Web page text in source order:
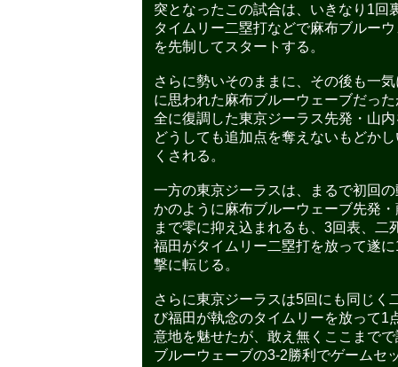
突となったこの試合は、いきなり1回
タイムリー二塁打などで麻布ブルー
を先制してスタートする。
さらに勢いそのままに、その後も一
に思われた麻布ブルーウェーブだっ
全に復調した東京ジーラス先発・山
どうしても追加点を奪えないもどか
くされる。
一方の東京ジーラスは、まるで初回
かのように麻布ブルーウェーブ先発
まで零に抑え込まれるも、3回表、二
福田がタイムリー二塁打を放って遂
撃に転じる。
さらに東京ジーラスは5回にも同じく
び福田が執念のタイムリーを放って1
意地を魅せたが、敢え無くここまで
ブルーウェーブの3-2勝利でゲームセ